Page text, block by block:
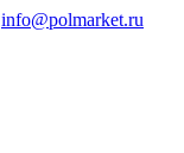
info@polmarket.ru